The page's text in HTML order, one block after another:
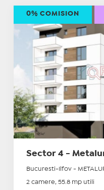
Sector 4 -
Bucuresti-Ilfov -
2 camere, 55.8 mp utili
0% COMISION